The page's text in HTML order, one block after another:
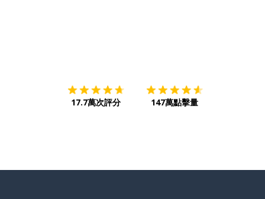
17.7萬次評分 147萬點擊量